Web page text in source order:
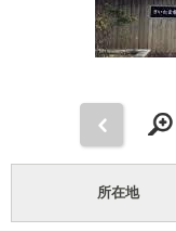
所在地